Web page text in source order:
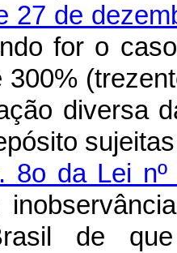
27 de
for o
300%
diversa
8o da Lei
de